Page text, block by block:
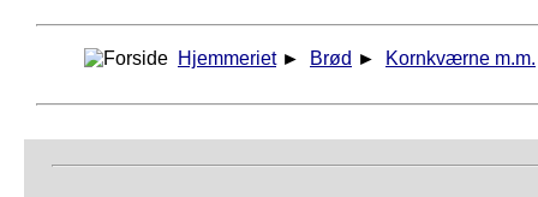
Hjemmeriet ► Brød ► Kornkværne m.m.